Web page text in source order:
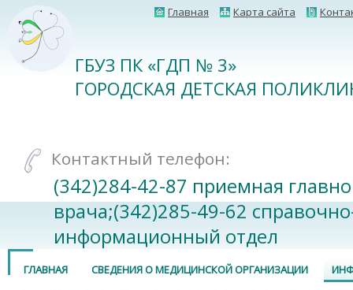
Главная Карта сайта
ГБУЗ ПК «ГДП № 3»
ГОРОДСКАЯ ДЕТСКАЯ
Контактный телефон:
(342)284-42-87 приемная
врача;(342)285-49-62
информационный отдел
ГЛАВНАЯ СВЕДЕНИЯ О МЕДИЦИНСКОЙ ОРГАНИЗАЦИИ